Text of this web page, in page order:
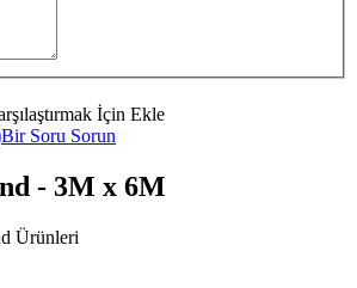
İçin Ekle
Bir Soru Sorun
- 3M x 6M
Ürünleri